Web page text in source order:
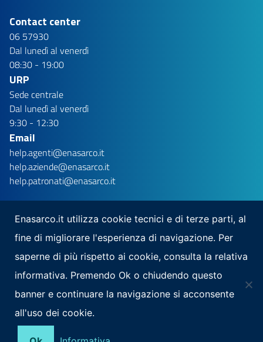
Contact center
06 57930
Dal lunedì al venerdì
08:30 - 19:00
URP
Sede centrale
Dal lunedì al venerdì
9:30 - 12:30
Email
help.agenti@enasarco.it
help.aziende@enasarco.it
help.patronati@enasarco.it
Scarica la nostra app per mobile
Note Legali Privacy
Enasarco.it utilizza cookie tecnici e di terze parti, al
fine di migliorare l'esperienza di navigazione. Per
saperne di più rispetto ai cookie, consulta la relativa
informativa. Premendo Ok o chiudendo questo
banner e continuare la navigazione si acconsente
all'uso dei cookie.